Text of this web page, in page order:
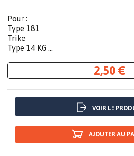
Pour :
Type 181
Trike
Type 14 KG ...
2,50 €
VOIR LE
AJOUTER AU